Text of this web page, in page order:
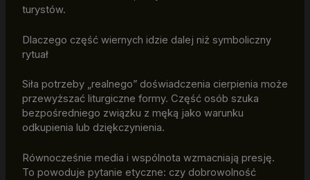
turystów.
Dlaczego część wiernych idzie dalej niż symboliczny
rytuał
Siła potrzeby „realnego” doświadczenia cierpienia może
przewyższać liturgiczne formy. Część osób szuka
bezpośredniego związku z męką jako warunku
odkupienia lub dziękczynienia.
Równocześnie media i wspólnota wzmacniają presję.
To powoduje pytanie etyczne: czy dobrowolność